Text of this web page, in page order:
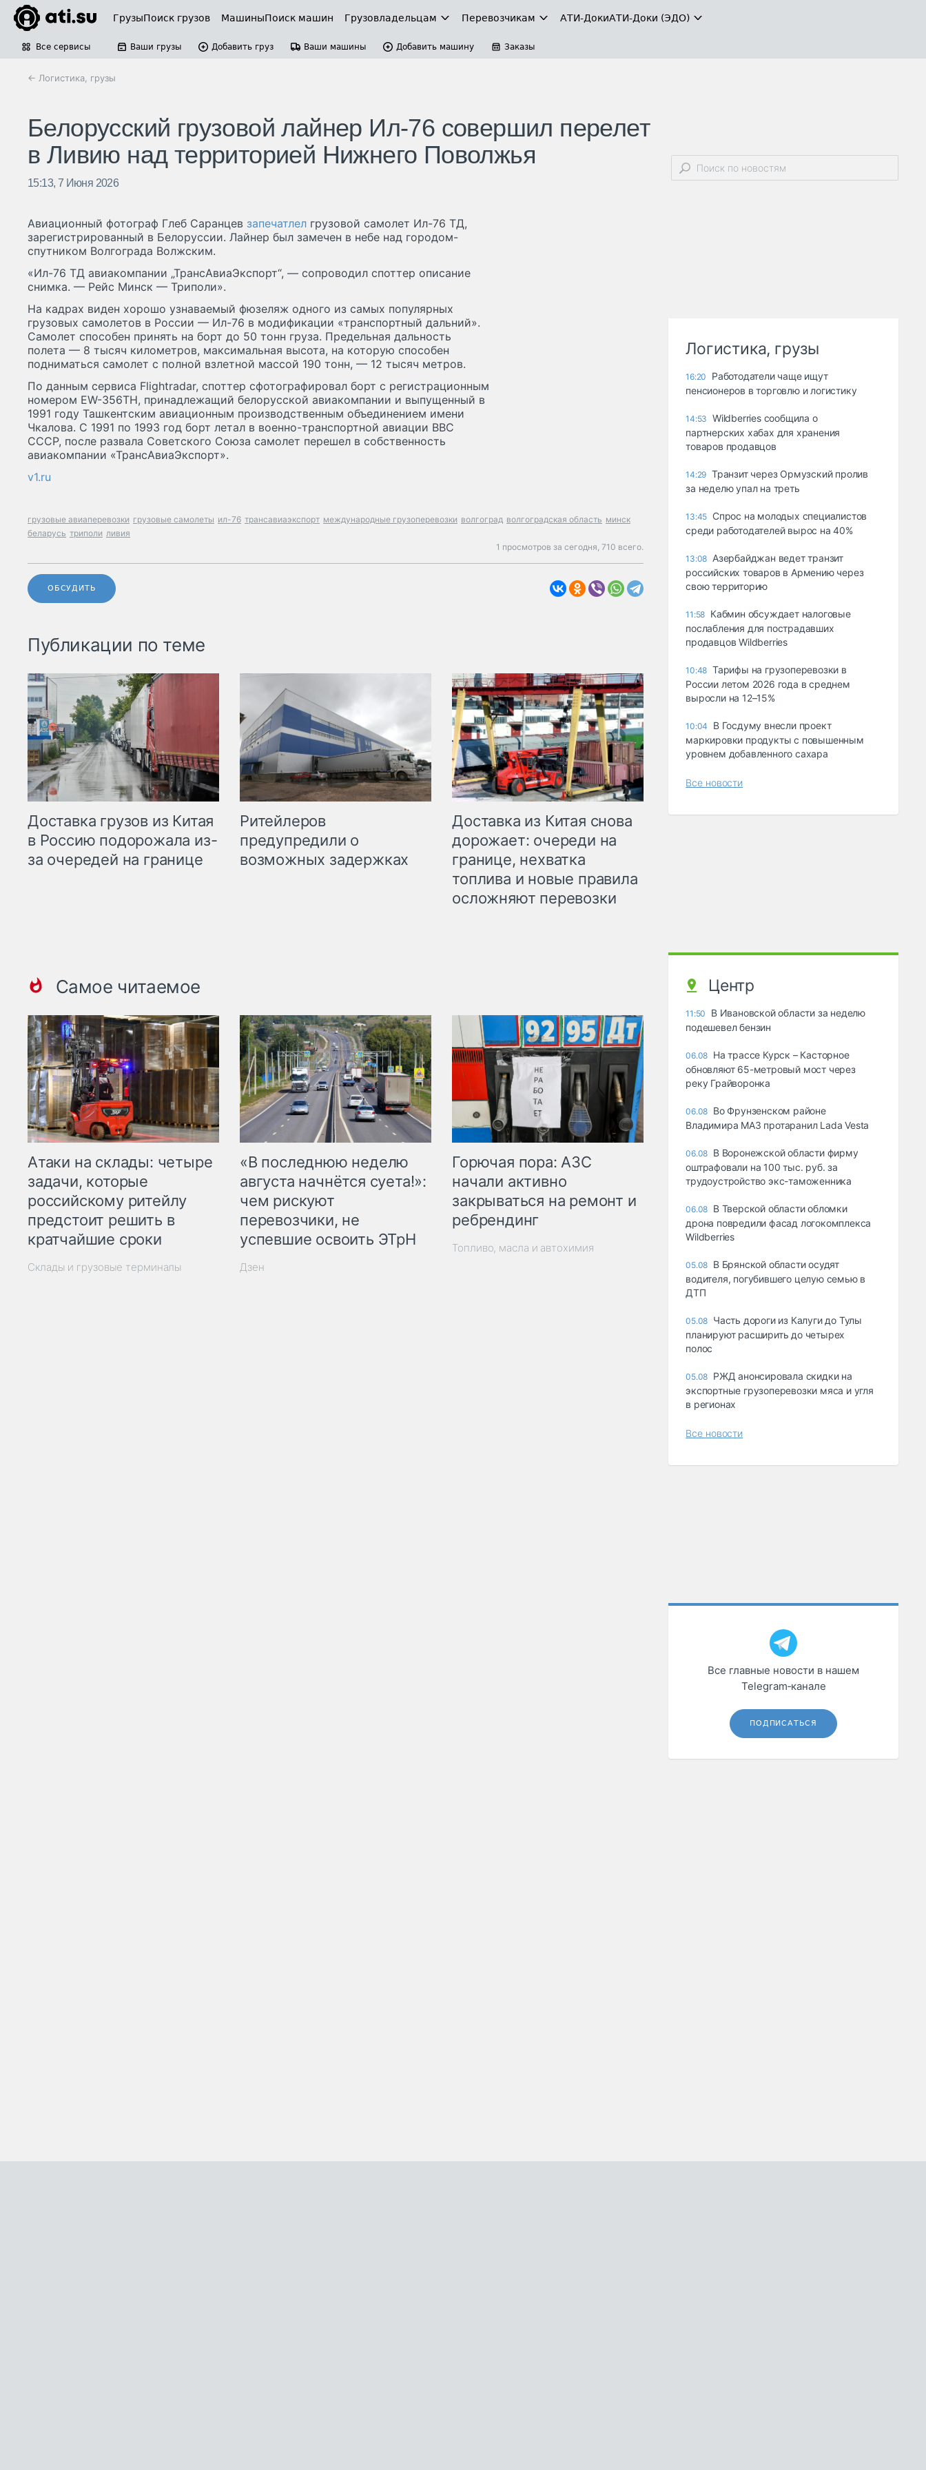
ГрузыПоиск грузов МашиныПоиск машин Грузовладельцам Перевозчикам АТИ-ДокиАТИ-Доки (ЭДО)
Все сервисы Ваши грузы Добавить груз Ваши машины Добавить машину Заказы
← Логистика, грузы
Белорусский грузовой лайнер Ил-76 совершил перелет
в Ливию над территорией Нижнего Поволжья
15:13, 7 Июня 2026
Авиационный фотограф Глеб Саранцев запечатлел грузовой самолет Ил-76 ТД,
зарегистрированный в Белоруссии. Лайнер был замечен в небе над городом-
спутником Волгограда Волжским.
«Ил-76 ТД авиакомпании „ТрансАвиаЭкспорт“, — сопроводил споттер описание
снимка. — Рейс Минск — Триполи».
На кадрах виден хорошо узнаваемый фюзеляж одного из самых популярных
грузовых самолетов в России — Ил-76 в модификации «транспортный дальний».
Самолет способен принять на борт до 50 тонн груза. Предельная дальность
полета — 8 тысяч километров, максимальная высота, на которую способен
подниматься самолет с полной взлетной массой 190 тонн, — 12 тысяч метров.
По данным сервиса Flightradar, споттер сфотографировал борт с регистрационным
номером EW-356TH, принадлежащий белорусской авиакомпании и выпущенный в
1991 году Ташкентским авиационным производственным объединением имени
Чкалова. С 1991 по 1993 год борт летал в военно-транспортной авиации ВВС
СССР, после развала Советского Союза самолет перешел в собственность
авиакомпании «ТрансАвиаЭкспорт».
v1.ru
грузовые авиаперевозки грузовые самолеты ил-76 трансавиаэкспорт международные грузоперевозки волгоград волгоградская область минск
беларусь триполи ливия
1 просмотров за сегодня,710 всего.
ОБСУДИТЬ
Публикации по теме
Доставка грузов из Китая
в Россию подорожала из-
за очередей на границе
Ритейлеров
предупредили о
возможных задержках
Доставка из Китая снова
дорожает: очереди на
границе, нехватка
топлива и новые правила
осложняют перевозки
Самое читаемое
Атаки на склады: четыре
задачи, которые
российскому ритейлу
предстоит решить в
кратчайшие сроки
Склады и грузовые терминалы
«В последнюю неделю
августа начнётся суета!»:
чем рискуют
перевозчики, не
успевшие освоить ЭТрН
Дзен
Горючая пора: АЗС
начали активно
закрываться на ремонт и
ребрендинг
Топливо, масла и автохимия
Логистика, грузы
16:20
Работодатели чаще ищут
пенсионеров в торговлю и логистику
14:53
Wildberries сообщила о
партнерских хабах для хранения
товаров продавцов
14:29 Транзит через Ормузский пролив
за неделю упал на треть
13:45 Спрос на молодых специалистов
среди работодателей вырос на 40%
13:08 Азербайджан ведет транзит
российских товаров в Армению через
свою территорию
11:58 Кабмин обсуждает налоговые
послабления для пострадавших
продавцов Wildberries
10:48 Тарифы на грузоперевозки в
России летом 2026 года в среднем
выросли на 12–15%
10:04
В Госдуму внесли проект
маркировки продукты с повышенным
уровнем добавленного сахара
Все новости
Центр
11:50
В Ивановской области за неделю
подешевел бензин
06.08 На трассе Курск – Касторное
обновляют 65-метровый мост через
реку Грайворонка
06.08 Во Фрунзенском районе
Владимира МАЗ протаранил Lada Vesta
06.08 В Воронежской области фирму
оштрафовали на 100 тыс. руб. за
трудоустройство экс-таможенника
06.08 В Тверской области обломки
дрона повредили фасад логокомплекса
Wildberries
05.08 В Брянской области осудят
водителя, погубившего целую семью в
ДТП
05.08 Часть дороги из Калуги до Тулы
планируют расширить до четырех
полос
05.08 РЖД анонсировала скидки на
экспортные грузоперевозки мяса и угля
в регионах
Все новости
Все главные новости в нашем
Telegram‑канале
ПОДПИСАТЬСЯ